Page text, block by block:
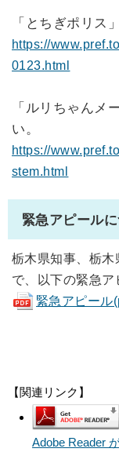
「とちぎポリス
https://
0123.html
「ルリちゃんメ
い。
https://
stem.html
緊急アピール
栃木県知事、栃木
で、以下の緊急ア
緊急アピール
【関連リンク】
Adobe Reader